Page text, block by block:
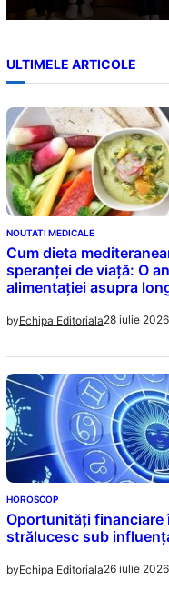
ULTIMELE ARTICOLE
NOUTATI MEDICALE
Cum dieta
speranței de viață: O
alimentației asupra
byEchipa Editoriala28 iulie 2026
HOROSCOP
Oportunități financiare
strălucesc sub
byEchipa Editoriala26 iulie 2026